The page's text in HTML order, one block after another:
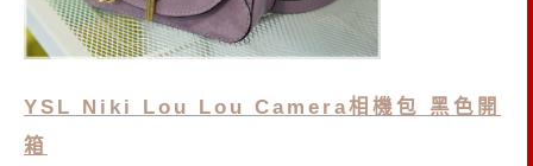
YSL Niki Lou Lou Camera相機包 黑色開
箱